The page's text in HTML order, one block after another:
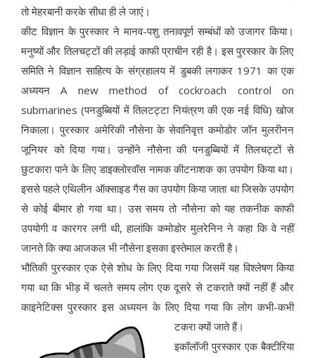
तो मेहरबानी करके सीधा ही ले जाएं।
कीट विज्ञान के पुरस्कार ने मानव-पशु तनावपूर्ण सम्बंधों को उजागर किया।
मनुष्यों और तिलचट्टों की लड़ाई काफी प्राचीन रही है। इस पुरस्कार के लिए
समिति ने विज्ञान साहित्य के संग्रहालय में डुबकी लगाकर 1971 का एक
अध्ययन A new method of cockroach control on
submarines (पनडुब्बियों में तिलटट्टा नियंत्रण की एक नई विधि) खोज
निकाला। पुरस्कार अमेरिकी नौसेना के सेवानिवृत्त कमोडोर जॉन मुलरीनन
जूनियर को दिया गया। उन्होंने नौसेना की पनडुब्बियों में तिलचट्टों से
छुटकारा पाने के लिए डाइक्लोरवॉस नामक कीटनाशक का उपयोग किया था।
इससे पहले एथिलीन ऑक्साइड गैस का उपयोग किया जाता था जिसके उपयोग
से कोई बीमार हो गया था। उस समय तो नौसेना को यह तकनीक काफी
उपयोगी व कारगर लगी थी, हालांकि कमोडोर मुलरेनिन ने कहा कि वे नहीं
जानते कि क्या आजकल भी नौसेना इसका इस्तेमाल करती है।
भौतिकी पुरस्कार एक ऐसे शोध के लिए दिया गया जिसमें यह विश्लेषण किया
गया था कि भीड़ में चलते समय लोग एक दूसरे से टकराते क्यों नहीं हैं और
काइनेटिक्स पुरस्कार इस अध्ययन के लिए दिया गया कि लोग कभी-कभी
टकरा क्यों जाते हैं।
इकॉलॉजी पुरस्कार एक बैक्टीरिया